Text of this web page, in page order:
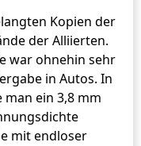
Kopien der
der Alliierten.
war ohnehin sehr
in Autos. In
ein 3,8 mm
mit endloser